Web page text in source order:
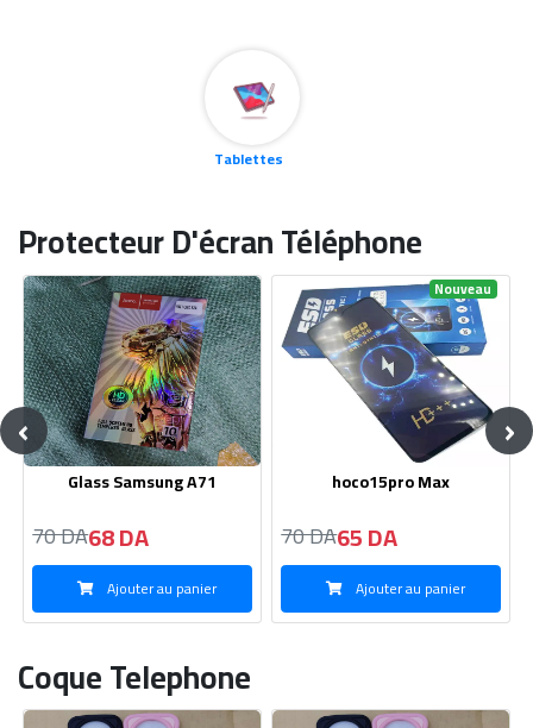
Tablettes
Protecteur D'écran Téléphone
Nouveau
hoco15pro Max
70 DA65 DA
Ajouter au panier
Nouveau
Protecteur En Verre
75 DA70 DA
Ajouter au panier
‹ ›
Coque Telephone